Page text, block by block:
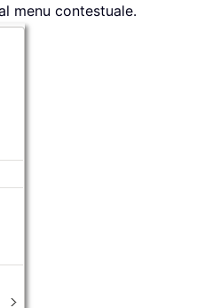
menu contestuale.